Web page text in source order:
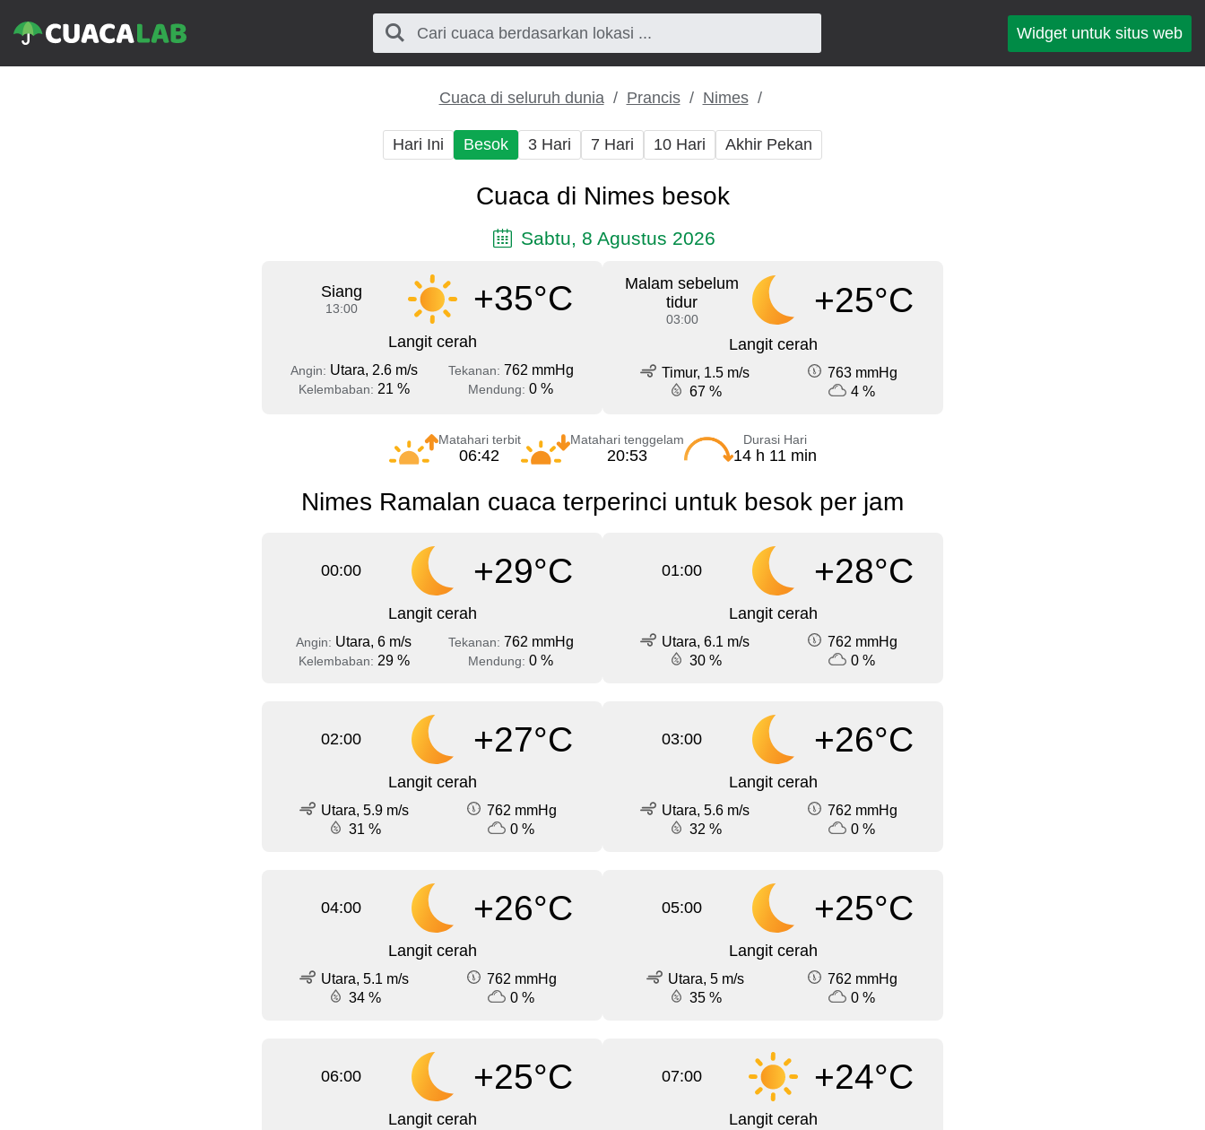
Widget untuk situs web
Cuaca di seluruh dunia Prancis Nimes
Hari Ini Besok 3 Hari 7 Hari 10 Hari Akhir Pekan
Cuaca di Nimes besok
Sabtu, 8 Agustus 2026
Siang
13:00 +35°C
Langit cerah
Angin: Utara, 2.6 m/s Tekanan: 762 mmHg
Kelembaban: 21 % Mendung: 0 %
Malam sebelum
tidur
03:00 +25°C
Langit cerah
Timur, 1.5 m/s
763 mmHg
67 %
4 %
Matahari terbit
06:42
Matahari tenggelam
20:53
Durasi Hari
14 h 11 min
Nimes Ramalan cuaca terperinci untuk besok per jam
00:00 +29°C
Langit cerah
Angin: Utara, 6 m/s Tekanan: 762 mmHg
Kelembaban: 29 % Mendung: 0 %
01:00 +28°C
Langit cerah
Utara, 6.1 m/s
762 mmHg
30 %
0 %
02:00 +27°C
Langit cerah
Utara, 5.9 m/s
762 mmHg
31 %
0 %
03:00 +26°C
Langit cerah
Utara, 5.6 m/s
762 mmHg
32 %
0 %
04:00 +26°C
Langit cerah
Utara, 5.1 m/s
762 mmHg
34 %
0 %
05:00 +25°C
Langit cerah
Utara, 5 m/s
762 mmHg
35 %
0 %
06:00 +25°C
Langit cerah
07:00 +24°C
Langit cerah